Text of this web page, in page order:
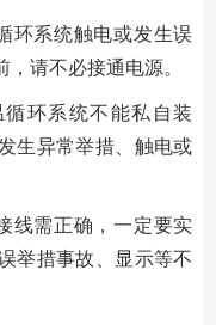
环系统触电或发生误
请不必接通电源。
环系统不能私自装
生异常举措、触电或
线需正确，一定要实
举措事故、显示等不